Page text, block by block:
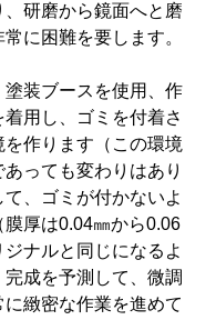
研磨から鏡面へと磨
に困難を要します。
装ブースを使用、作
用し、ゴミを付着さ
作ります（この環境
っても変わりはあり
て、ゴミが付かないよ
膜厚は0.04㎜から0.06
ナルと同じになるよ
完成を予測して、微調
緻密な作業を進めて